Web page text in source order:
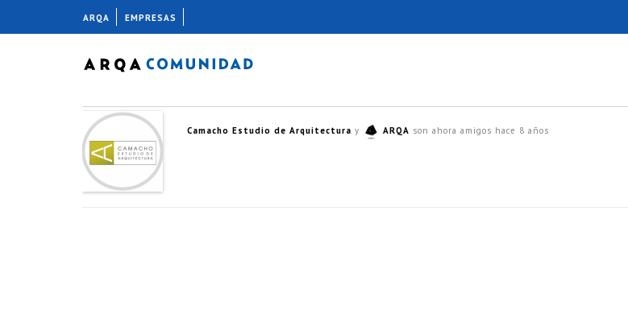
Camacho Estudio de Arquitectura y ARQA son ahora amigos hace 8 años
ARQA EMPRESAS